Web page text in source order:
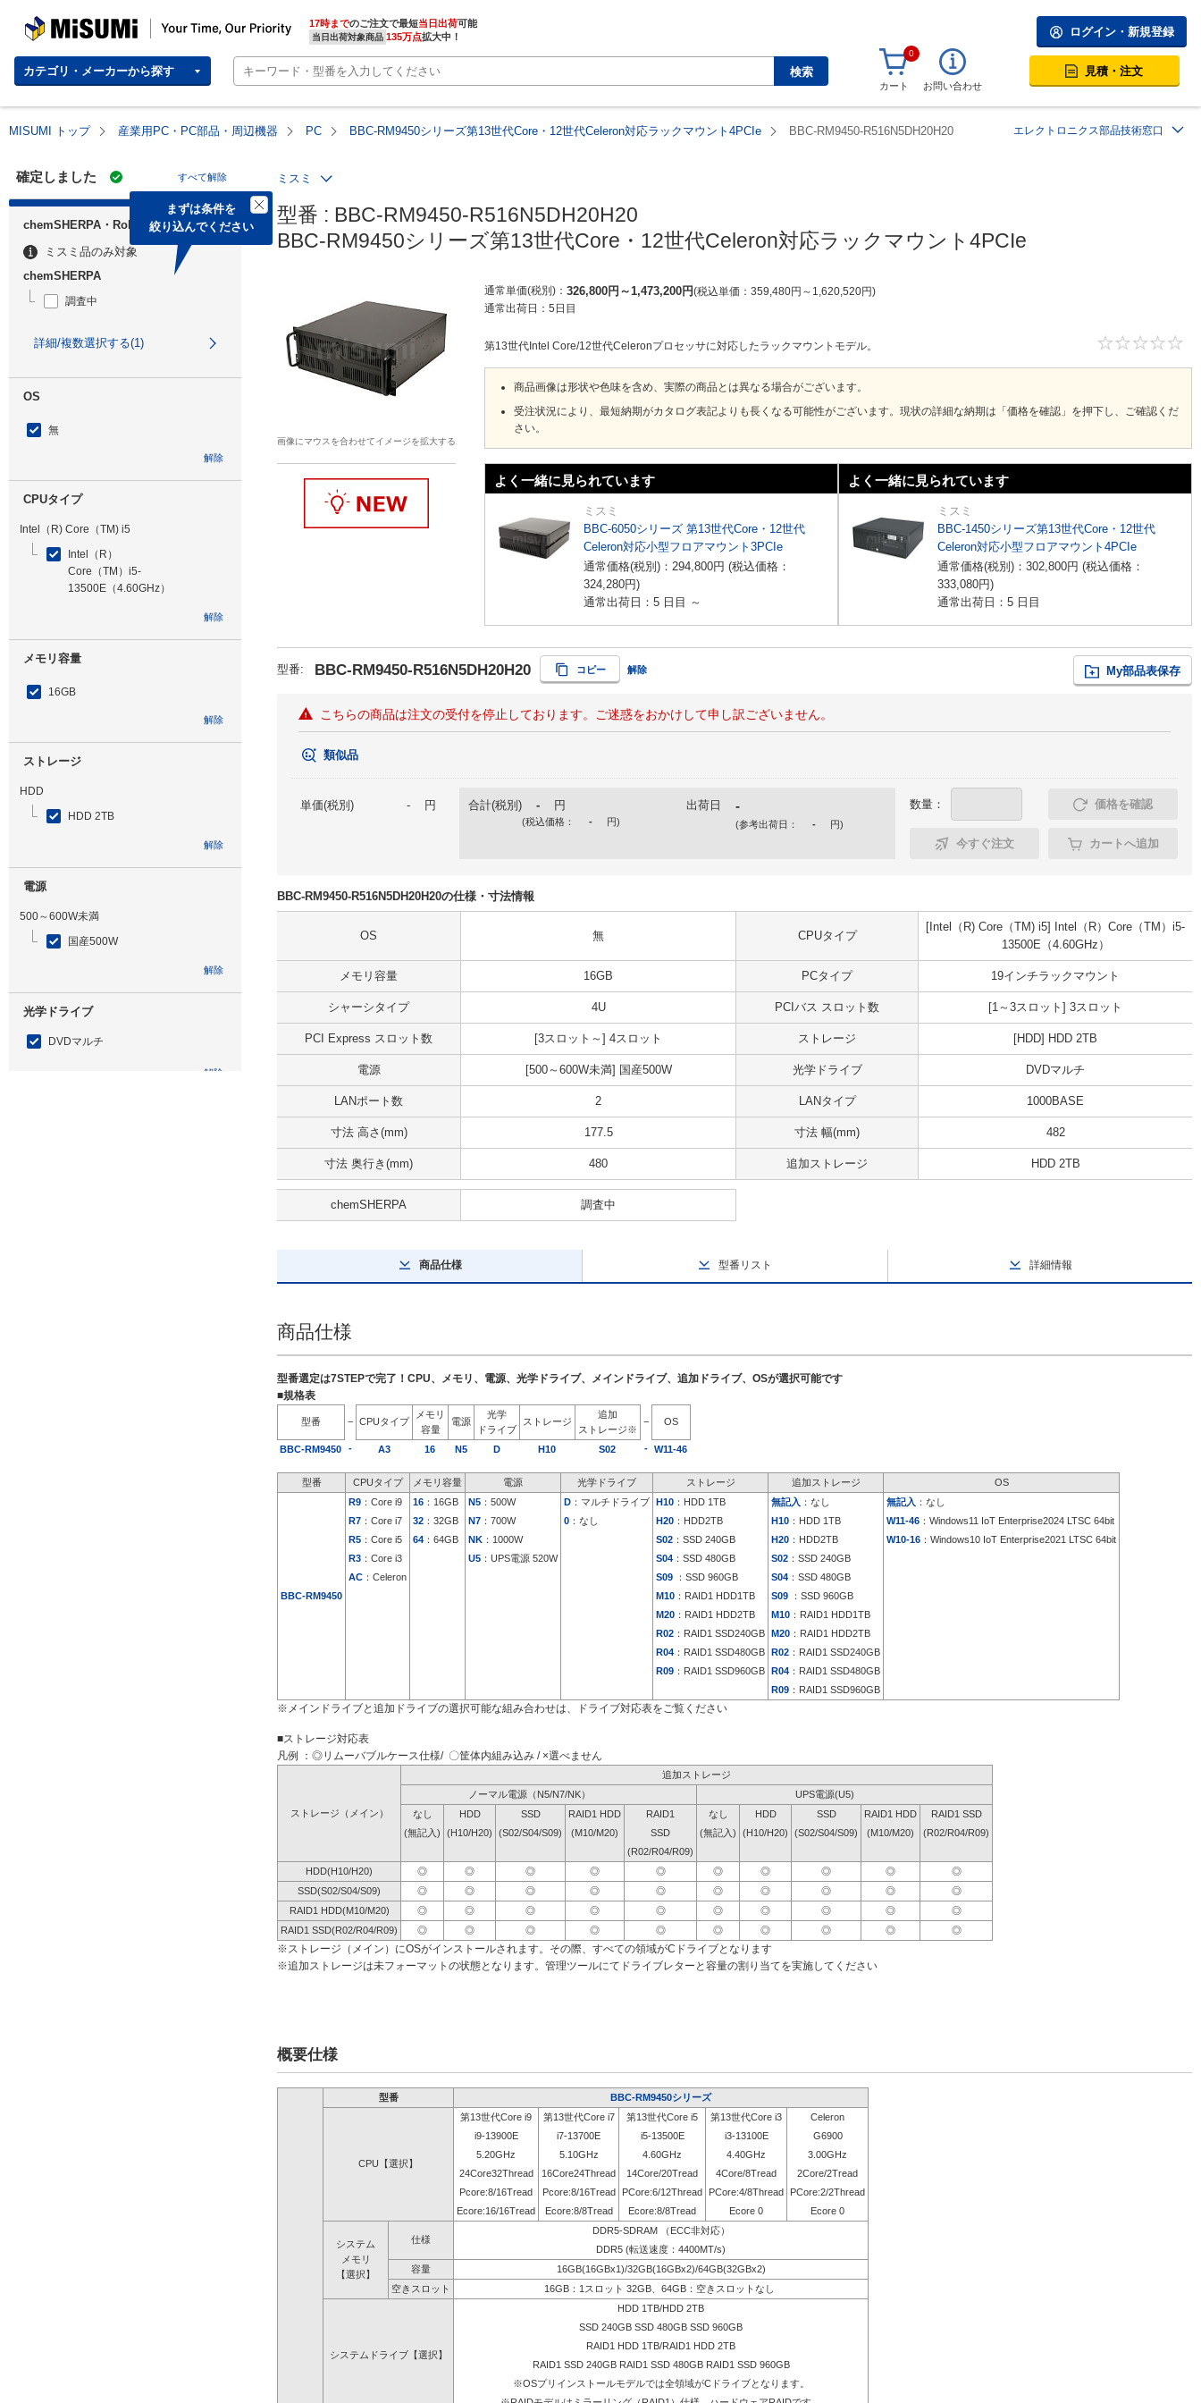
MISUMI | Your Time, Our Priority 17時までのご注文で最短当日出荷
当日出荷対象商品 135万点拡大中！
カテゴリ・メーカーから探す 検索
ログイン・新規登録
0
カート お問い合わせ
見積・注文
MISUMI トップ 産業用PC・PC部品・周辺機器 PC BBC-RM9450シリーズ第13世代Core・12世代Celeron対応ラックマウント4PCIe BBC-RM9450-R516N5DH20H20 エレクトロニクス部品技術窓口
確定しました すべて解除
まずは条件を
絞り込んでください
chemSHERPA・RoHS
ミスミ品のみ対象
chemSHERPA
調査中
詳細/複数選択する(1)
OS
無
解除
CPUタイプ
Intel（R) Core（TM) i5
Intel（R）
Core（TM）i5-
13500E（4.60GHz）
解除
メモリ容量
16GB
解除
ストレージ
HDD
HDD 2TB
解除
電源
500～600W未満
国産500W
解除
光学ドライブ
DVDマルチ
解除
ミスミ
型番 : BBC-RM9450-R516N5DH20H20
BBC-RM9450シリーズ第13世代Core・12世代Celeron対応ラックマウント4PCIe
画像にマウスを合わせてイメージを拡大する
通常単価(税別) 326,800円 ～1,473,200円 税込単価 359,480円 ～ 1,620,520円
通常出荷日： 5日目
第13世代Intel Core/12世代Celeronプロセッサに対応したラックマウントモデル。
商品画像は形状や色味を含め、実際の商品とは異なる場合がございます。
受注状況により、最短納期がカタログ表記よりも長くなる可能性がございます。現状の詳細な納期は「価格を確認」を押下し、ご確認くだ
さい。
よく一緒に見られています
ミスミ
BBC-6050シリーズ 第13世代Core・12世代
Celeron対応小型フロアマウント3PCIe
通常価格(税別)： 294,800円 (税込価格：
324,280円)
通常出荷日：5 日目 ～
よく一緒に見られています
ミスミ
BBC-1450シリーズ第13世代Core・12世代
Celeron対応小型フロアマウント4PCIe
通常価格(税別)： 302,800円 (税込価格：
333,080円)
通常出荷日：5 日目
型番: BBC-RM9450-R516N5DH20H20 コピー 解除 My部品表保存
こちらの商品は注文の受付を停止しております。ご迷惑をおかけして申し訳ございません。
類似品
単価(税別) - 円 合計(税別) - 円
(税込価格： - 円)
出荷日 -
(参考出荷日： - 円)
数量： 価格を確認
今すぐ注文 カートへ追加
BBC-RM9450-R516N5DH20H20の仕様・寸法情報
OS 無 CPUタイプ
[Intel（R) Core（TM) i5] Intel（R）Core（TM）i5-
13500E（4.60GHz）
メモリ容量 16GB PCタイプ 19インチラックマウント
シャーシタイプ 4U PCIバス スロット数 [1～3スロット] 3スロット
PCI Express スロット数 [3スロット～] 4スロット ストレージ [HDD] HDD 2TB
電源 [500～600W未満] 国産500W 光学ドライブ DVDマルチ
LANポート数 2 LANタイプ 1000BASE
寸法 高さ(mm) 177.5 寸法 幅(mm) 482
寸法 奥行き(mm) 480 追加ストレージ HDD 2TB
chemSHERPA 調査中
商品仕様 型番リスト 詳細情報
商品仕様
型番選定は7STEPで完了！CPU、メモリ、電源、光学ドライブ、メインドライブ、追加ドライブ、OSが選択可能です
■規格表
型番 − CPUタイプ
メモリ
容量
電源
光学
ドライブ
ストレージ
追加
ストレージ※
− OS
BBC-RM9450 - A3 16 N5 D H10 S02 - W11-46
型番 CPUタイプ メモリ容量 電源 光学ドライブ ストレージ 追加ストレージ OS
BBC-RM9450
R9 ：Core i9 16 ：16GB N5 ：500W D ：マルチドライブ H10 ：HDD 1TB 無記入 ：なし 無記入 ：なし
R7 ：Core i7 32 ：32GB N7 ：700W 0 ：なし H20 ：HDD2TB H10 ：HDD 1TB W11-46 ：Windows11 IoT Enterprise2024 LTSC 64bit
R5 ：Core i5 64 ：64GB NK ：1000W S02 ：SSD 240GB H20 ：HDD2TB W10-16 ：Windows10 IoT Enterprise2021 LTSC 64bit
R3 ：Core i3 U5 ：UPS電源 520W S04 ：SSD 480GB S02 ：SSD 240GB
AC ：Celeron S09 ：SSD 960GB S04 ：SSD 480GB
M10 ：RAID1 HDD1TB S09 ：SSD 960GB
M20 ：RAID1 HDD2TB M10 ：RAID1 HDD1TB
R02 ：RAID1 SSD240GB M20 ：RAID1 HDD2TB
R04 ：RAID1 SSD480GB R02 ：RAID1 SSD240GB
R09 ：RAID1 SSD960GB R04 ：RAID1 SSD480GB
R09 ：RAID1 SSD960GB
※メインドライブと追加ドライブの選択可能な組み合わせは、ドライブ対応表をご覧ください
■ストレージ対応表
凡例 ：◎リムーバブルケース仕様/ 〇筐体内組み込み / ×選べません
追加ストレージ
ノーマル電源（N5/N7/NK）
UPS電源(U5)
ストレージ（メイン）
なし HDD SSD RAID1 HDD RAID1 なし HDD SSD RAID1 HDD
RAID1 SSD
(無記入)
(H10/H20) (S02/S04/S09) (M10/M20) SSD (無記入) (H10/H20) (S02/S04/S09) (M10/M20)
(R02/R04/R09)
(R02/R04/R09)
HDD(H10/H20)
◎ ◎ ◎ ◎ ◎ ◎ ◎ ◎ ◎
◎
SSD(S02/S04/S09)
◎ ◎ ◎ ◎ ◎ ◎ ◎ ◎ ◎
◎
RAID1 HDD(M10/M20)
◎ ◎ ◎ ◎ ◎ ◎ ◎ ◎ ◎
◎
RAID1 SSD(R02/R04/R09)
◎ ◎ ◎ ◎ ◎ ◎ ◎ ◎ ◎ ◎
※ストレージ（メイン）にOSがインストールされます。その際、すべての領域がCドライブとなります
※追加ストレージは未フォーマットの状態となります。管理ツールにてドライブレターと容量の割り当てを実施してください
概要仕様
型番 BBC-RM9450シリーズ
CPU【選択】
第13世代Core i9 第13世代Core i7 第13世代Core i5 第13世代Core i3
Celeron
i9-13900E
i7-13700E i5-13500E i3-13100E
G6900
5.20GHz
5.10GHz 4.60GHz 4.40GHz
3.00GHz
24Core32Thread
16Core24Thread 14Core/20Tread 4Core/8Tread
2Core/2Tread
Pcore:8/16Tread
Pcore:8/16Tread PCore:6/12Thread PCore:4/8Thread
PCore:2/2Thread
Ecore:16/16Tread
Ecore:8/8Tread Ecore:8/8Tread Ecore 0 Ecore 0
システム
メモリ
【選択】
仕様
DDR5-SDRAM （ECC非対応）
DDR5 (転送速度：4400MT/s)
容量
16GB(16GBx1)/32GB(16GBx2)/64GB(32GBx2)
空きスロット
16GB：1スロット 32GB、64GB：空きスロットなし
システムドライブ【選択】
HDD 1TB/HDD 2TB
SSD 240GB SSD 480GB SSD 960GB
RAID1 HDD 1TB/RAID1 HDD 2TB
RAID1 SSD 240GB RAID1 SSD 480GB RAID1 SSD 960GB
※OSプリインストールモデルでは全領域がCドライブとなります。